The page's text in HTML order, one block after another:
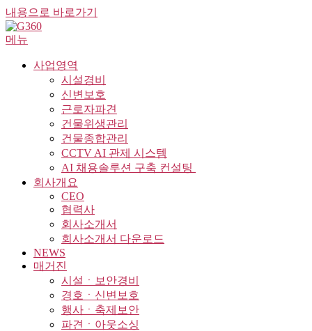
내용으로 바로가기
메뉴
사업영역
시설경비
신변보호
근로자파견
건물위생관리
건물종합관리
CCTV AI 관제 시스템
AI 채용솔루션 구축 컨설팅 ​
회사개요
CEO
협력사
회사소개서
회사소개서 다운로드
NEWS
매거진
시설ㆍ보안경비
경호ㆍ신변보호
행사ㆍ축제보안
파견ㆍ아웃소싱